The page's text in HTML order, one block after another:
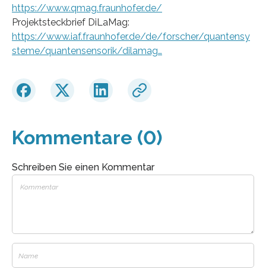
https://www.qmag.fraunhofer.de/
Projektsteckbrief DiLaMag:
https://www.iaf.fraunhofer.de/de/forscher/quantensy
steme/quantensensorik/dilamag…
Kommentare (0)
Schreiben Sie einen Kommentar